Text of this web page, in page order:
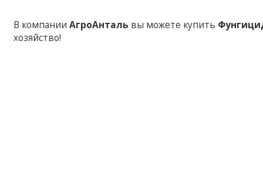
В компанииАгроАнталь вы можете купить
хозяйство!